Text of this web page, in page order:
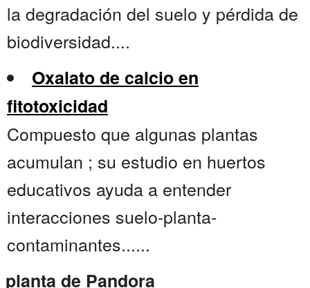
la degradación del suelo y pérdida de
biodiversidad....
Oxalato de calcio en
fitotoxicidad
Compuesto que algunas plantas
acumulan ; su estudio en huertos
educativos ayuda a entender
interacciones suelo-planta-
contaminantes......
planta de Pandora